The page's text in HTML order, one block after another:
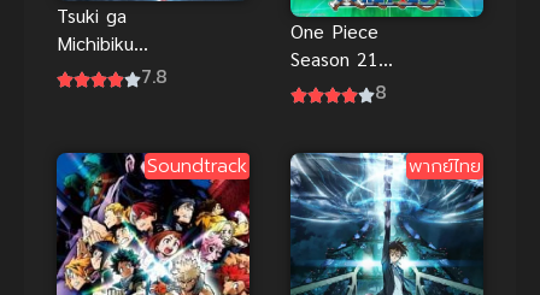
Tsuki ga
Michibiku
Isekai
จันทรานำพาสู่
ต่างโลก
7.8
One Piece
Season 21
วันพีช เกาะ8
Soundtrack พากย์ไทย